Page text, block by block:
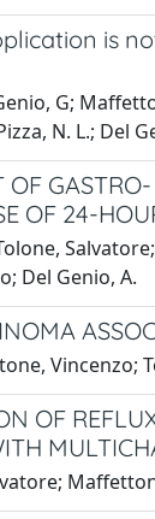
is
G;
N. L.; Del
OF
OF 24-
Del Genio, A.
Vincenzo;
OF